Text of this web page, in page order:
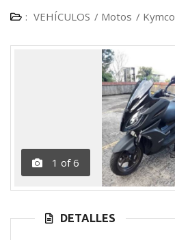
: VEHÍCULOS / Motos / Kymco
1 of 6
DETALLES